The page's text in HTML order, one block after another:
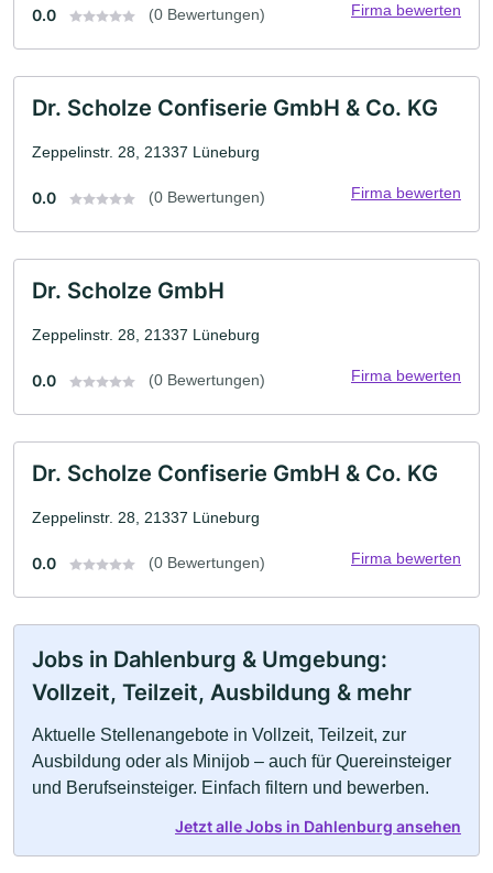
0.0 (0 Bewertungen) Firma bewerten
Dr. Scholze Confiserie GmbH & Co. KG
Zeppelinstr. 28, 21337 Lüneburg
0.0 (0 Bewertungen) Firma bewerten
Dr. Scholze GmbH
Zeppelinstr. 28, 21337 Lüneburg
0.0 (0 Bewertungen) Firma bewerten
Dr. Scholze Confiserie GmbH & Co. KG
Zeppelinstr. 28, 21337 Lüneburg
0.0 (0 Bewertungen) Firma bewerten
Jobs in Dahlenburg & Umgebung:
Vollzeit, Teilzeit, Ausbildung & mehr
Aktuelle Stellenangebote in Vollzeit, Teilzeit, zur
Ausbildung oder als Minijob – auch für Quereinsteiger
und Berufseinsteiger. Einfach filtern und bewerben.
Jetzt alle Jobs in Dahlenburg ansehen